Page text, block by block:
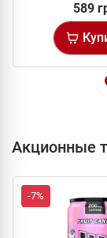
589
Акционные
-7%